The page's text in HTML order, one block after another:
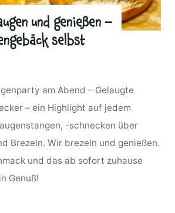
und genießen –
selbst
am Abend – Gelaugte
– ein Highlight auf jedem
-schnecken über
Brezeln. Wir brezeln und genießen.
und das ab sofort zuhause
Genuß!